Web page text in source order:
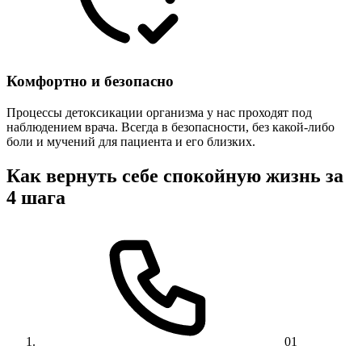
Комфортно и безопасно
Процессы детоксикации организма у нас проходят под
наблюдением врача. Всегда в безопасности, без какой-либо
боли и мучений для пациента и его близких.
Как вернуть себе спокойную жизнь за
4 шага
01